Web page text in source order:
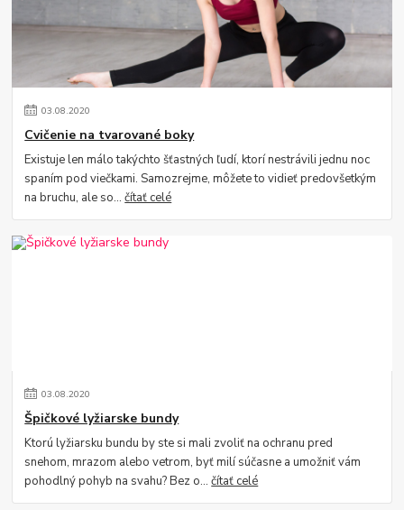
03.08.2020
Cvičenie na tvarované boky
Existuje len málo takýchto šťastných ľudí, ktorí nestrávili jednu noc
spaním pod viečkami. Samozrejme, môžete to vidieť predovšetkým
na bruchu, ale so...čítať celé
03.08.2020
Špičkové lyžiarske bundy
Ktorú lyžiarsku bundu by ste si mali zvoliť na ochranu pred
snehom, mrazom alebo vetrom, byť milí súčasne a umožniť vám
pohodlný pohyb na svahu? Bez o...čítať celé